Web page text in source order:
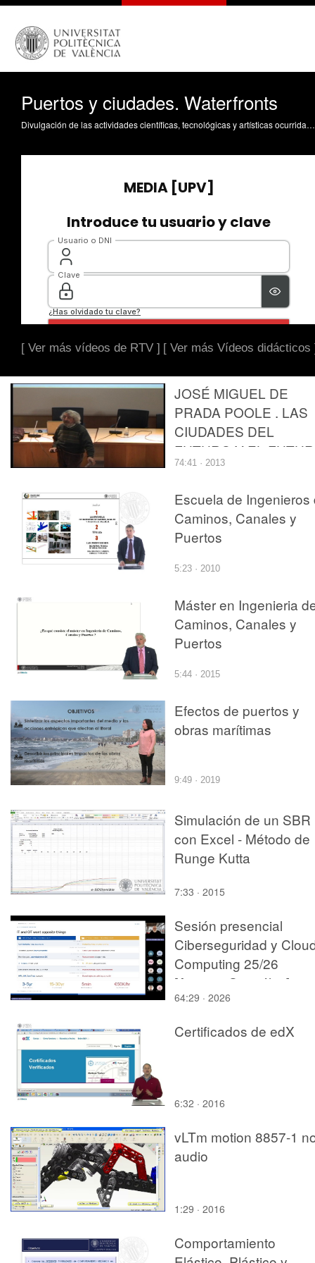
Puertos y ciudades. Waterfronts
Divulgación de las actividades científicas, tecnológicas y artísticas ocurridas en los tres campus de la UPV
[ Ver más vídeos de RTV ] [ Ver más Vídeos didácticos
JOSÉ MIGUEL DE
PRADA POOLE . LAS
CIUDADES DEL
FUTURO Y EL
DE LAS CIUDADES.
74:41 · 2013
Escuela de Ingenieros
Caminos, Canales y
Puertos
5:23 · 2010
Máster en Ingenieria
Caminos, Canales y
Puertos
5:44 · 2015
Efectos de puertos y
obras marítimas
9:49 · 2019
Simulación de un SBR
con Excel - Método de
Runge Kutta
7:33 · 2015
Sesión presencial
Ciberseguridad y
Computing 25/26
[Antonio González]
64:29 · 2026
Certificados de edX
6:32 · 2016
vLTm motion 8857-1
audio
1:29 · 2016
Comportamiento